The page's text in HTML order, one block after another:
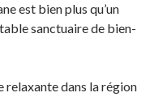
est bien plus qu’un
sanctuaire de bien-
relaxante dans la région